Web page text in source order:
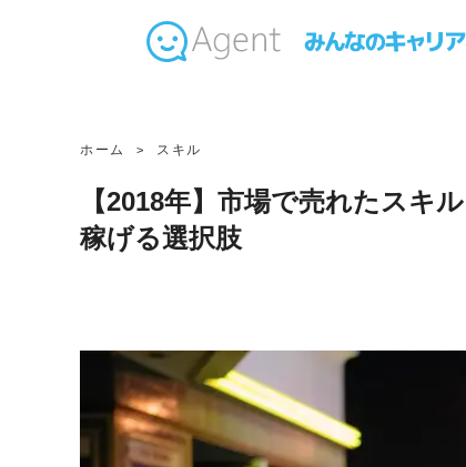
ホーム スキル
【2018年】市場で売れたスキ
稼げる選択肢